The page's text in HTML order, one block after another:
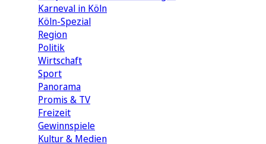
Karneval in Köln
Köln-Spezial
Region
Politik
Wirtschaft
Sport
Panorama
Promis & TV
Freizeit
Gewinnspiele
Kultur & Medien